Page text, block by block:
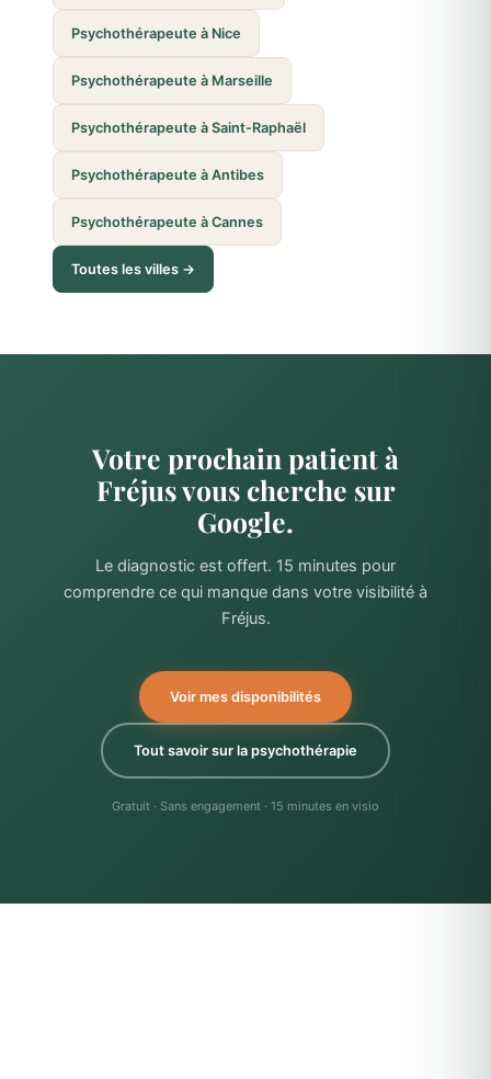
Psychothérapeute à Nice
Psychothérapeute à Marseille
Psychothérapeute à Saint-Raphaël
Psychothérapeute à Antibes
Psychothérapeute à Cannes
Toutes les villes →
Votre prochain patient à
Fréjus vous cherche sur
Google.
Le diagnostic est offert. 15 minutes pour
comprendre ce qui manque dans votre visibilité à
Fréjus.
Voir mes disponibilités
Tout savoir sur la psychothérapie
Gratuit · Sans engagement · 15 minutes en visio